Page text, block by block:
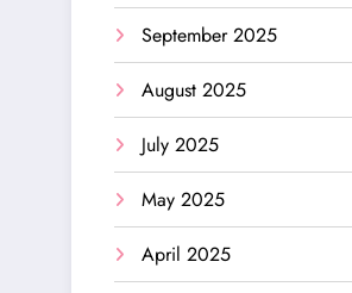
September 2025
August 2025
July 2025
May 2025
April 2025